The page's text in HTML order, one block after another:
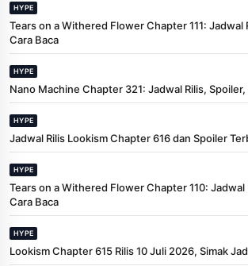
HYPE
Tears on a Withered Flower Chapter 111: Jadwal
Cara Baca
HYPE
Nano Machine Chapter 321: Jadwal Rilis,
HYPE
Jadwal Rilis Lookism Chapter 616 dan Spoiler
HYPE
Tears on a Withered Flower Chapter 110: Jadwal
Cara Baca
HYPE
Lookism Chapter 615 Rilis 10 Juli 2026, Simak